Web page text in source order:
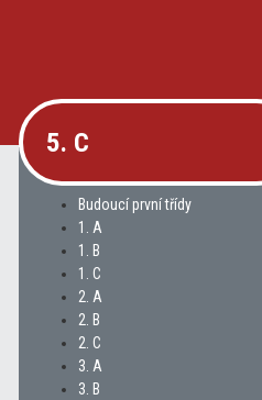
5. C
Budoucí první třídy
1. A
1. B
1. C
2. A
2. B
2. C
3. A
3. B